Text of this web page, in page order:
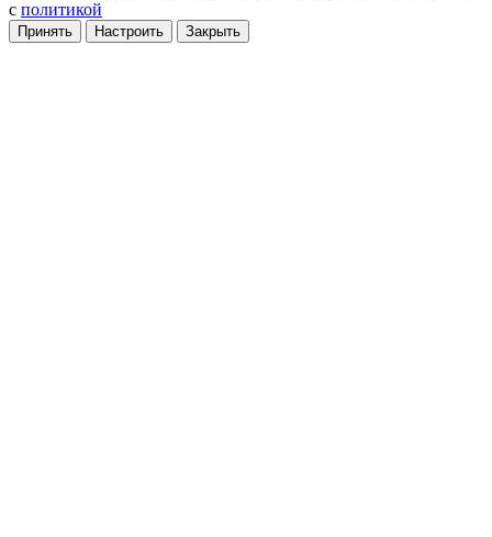
с политикой
Принять Настроить Закрыть